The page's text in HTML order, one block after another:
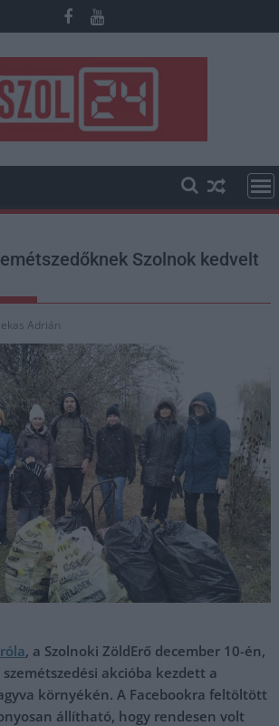
Szolnok kedvelt
Adrián
, a Szolnoki ZöldErő december 10-én,
akcióba kezdett a
környékén. A Facebookra feltöltött
állítható, hogy rendesen volt